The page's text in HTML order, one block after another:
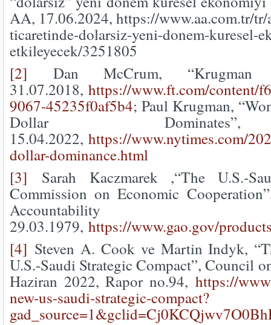
AA, 17.06.2024, https://www.aa.com.tr/
ticaretinde-dolarsiz-yeni-donem-kuresel-
etkileyecek/3251805
[2] Dan McCrum,
31.07.2018, https://www.ft.com/content/
9067-45235f0af5b4; Paul Krugman,
Dollar
15.04.2022, https://www.nytimes.com/
dollar-dominance.html
[3] Sarah Kaczmarek ,“The U.S.-
Commission on Economic
Accountability
29.03.1979, https://www.gao.gov/
[4] Steven A. Cook ve Martin Indyk,
U.S.-Saudi Strategic Compact”, Council
Haziran 2022, Rapor no.94, https://
new-us-saudi-strategic-compact?